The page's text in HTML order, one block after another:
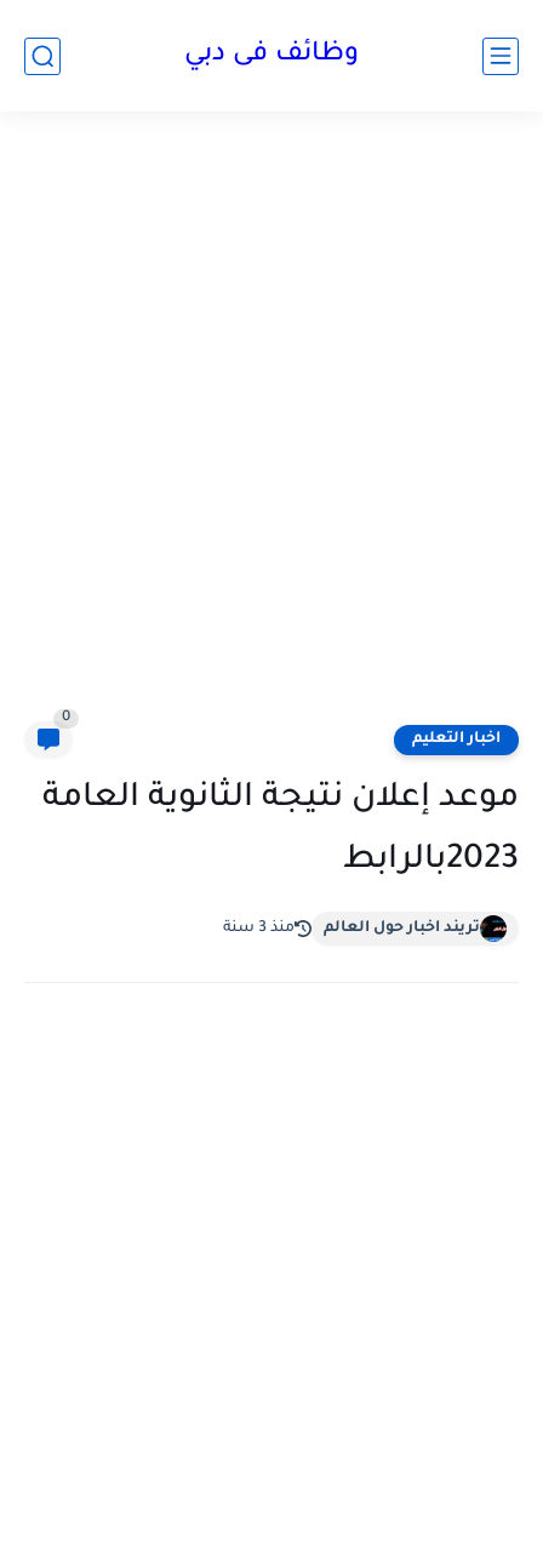
وظائف فى دبي
اخبار التعليم
0
موعد إعلان نتيجة الثانوية العامة
2023بالرابط
تريند اخبار حول العالم منذ 3 سنة